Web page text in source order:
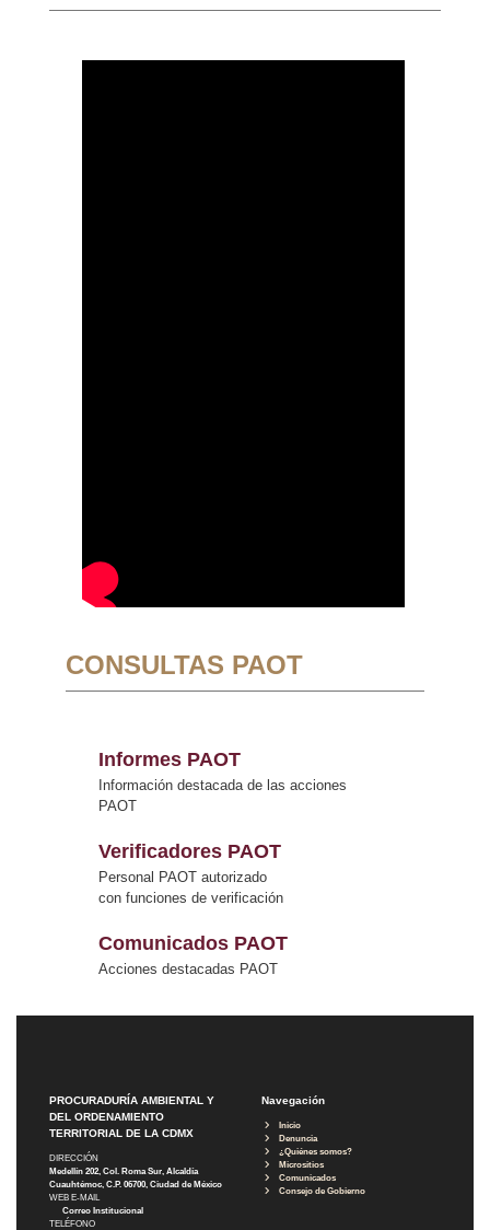
CONSULTAS PAOT
Informes PAOT
Información destacada de las acciones
PAOT
Verificadores PAOT
Personal PAOT autorizado
con funciones de verificación
Comunicados PAOT
Acciones destacadas PAOT
PROCURADURÍA AMBIENTAL Y
DEL ORDENAMIENTO
TERRITORIAL DE LA CDMX
DIRECCIÓN
Medellín 202, Col. Roma Sur, Alcaldía
Cuauhtémoc, C.P. 06700, Ciudad de México
WEB E-MAIL
Correo Institucional
TELÉFONO
Navegación
Inicio
Denuncia
¿Quiénes somos?
Micrositios
Comunicados
Consejo de Gobierno